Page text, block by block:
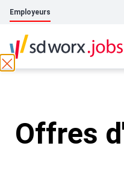
Employeurs
Offres